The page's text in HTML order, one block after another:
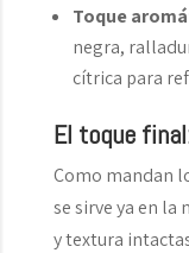
Toque
negra,
cítrica para
El toque
Como mandan
se sirve ya en
y textura